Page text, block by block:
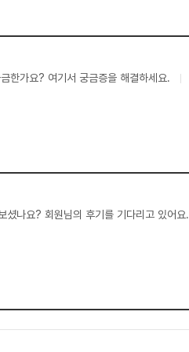
한가요? 여기서 궁금증을 해결하세요.
셨나요? 회원님의 후기를 기다리고 있어요.